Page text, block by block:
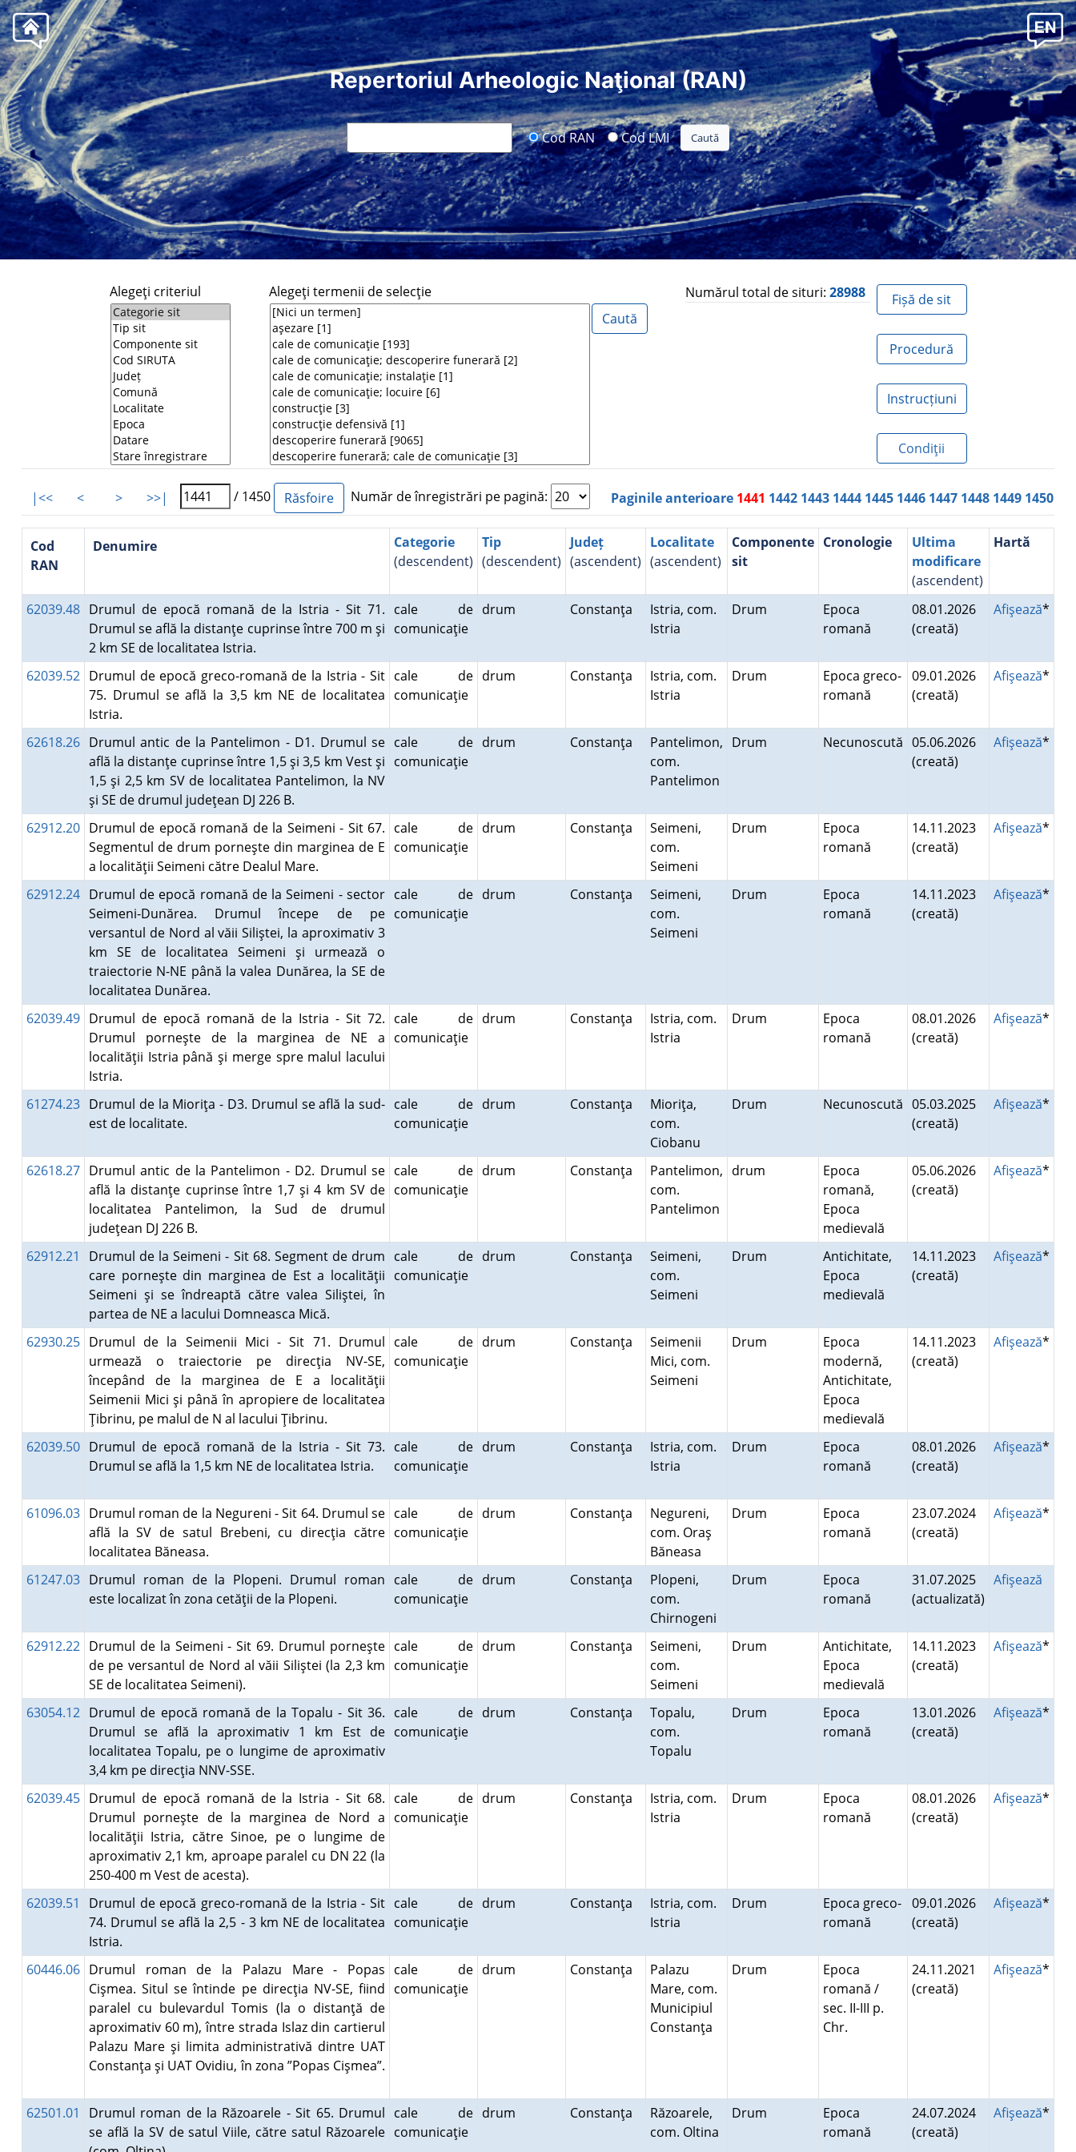
Repertoriul Arheologic Naţional (RAN)
Cod RAN Cod LMI
Alegeţi criteriul Alegeţi termenii de selecţie Numărul total de situri: 28988 Fișă de sit
Procedură
Instrucțiuni
Condiţii
|<< < > >>| / 1450 Număr de înregistrări pe pagină: Paginile anterioare 1441 1442 1443 1444 1445 1446 1447 1448 1449 1450
Cod
RAN
Denumire
Categorie
(descendent)
Tip
(descendent)
Județ
(ascendent)
Localitate
(ascendent)
Componente
sit
Cronologie
Ultima
modificare
(ascendent)
Hartă
62039.48 Drumul de epocă romană de la Istria - Sit 71.
Drumul se află la distanţe cuprinse între 700 m şi
2 km SE de localitatea Istria.
cale de
comunicaţie
drum Constanţa
Istria, com.
Istria
Drum
Epoca
romană
08.01.2026
(creată)
Afişează*
62039.52 Drumul de epocă greco-romană de la Istria - Sit
75. Drumul se află la 3,5 km NE de localitatea
Istria.
cale de
comunicaţie
drum Constanţa
Istria, com.
Istria
Drum
Epoca greco-
romană
09.01.2026
(creată)
Afişează*
62618.26 Drumul antic de la Pantelimon - D1. Drumul se
află la distanţe cuprinse între 1,5 şi 3,5 km Vest şi
1,5 şi 2,5 km SV de localitatea Pantelimon, la NV
şi SE de drumul judeţean DJ 226 B.
cale de
comunicaţie
drum Constanţa
Pantelimon,
com.
Pantelimon
Drum Necunoscută 05.06.2026
(creată)
Afişează*
62912.20 Drumul de epocă romană de la Seimeni - Sit 67.
Segmentul de drum porneşte din marginea de E
a localităţii Seimeni către Dealul Mare.
cale de
comunicaţie
drum Constanţa
Seimeni,
com.
Seimeni
Drum
Epoca
romană
14.11.2023
(creată)
Afişează*
62912.24 Drumul de epocă romană de la Seimeni - sector
Seimeni-Dunărea. Drumul începe de pe
versantul de Nord al văii Siliştei, la aproximativ 3
km SE de localitatea Seimeni şi urmează o
traiectorie N-NE până la valea Dunărea, la SE de
localitatea Dunărea.
cale de
comunicaţie
drum Constanţa
Seimeni,
com.
Seimeni
Drum
Epoca
romană
14.11.2023
(creată)
Afişează*
62039.49 Drumul de epocă romană de la Istria - Sit 72.
Drumul porneşte de la marginea de NE a
localităţii Istria până şi merge spre malul lacului
Istria.
cale de
comunicaţie
drum Constanţa
Istria, com.
Istria
Drum
Epoca
romană
08.01.2026
(creată)
Afişează*
61274.23 Drumul de la Mioriţa - D3. Drumul se află la sud-
est de localitate.
cale de
comunicaţie
drum Constanţa
Mioriţa,
com.
Ciobanu
Drum Necunoscută 05.03.2025
(creată)
Afişează*
62618.27 Drumul antic de la Pantelimon - D2. Drumul se
află la distanţe cuprinse între 1,7 şi 4 km SV de
localitatea Pantelimon, la Sud de drumul
judeţean DJ 226 B.
cale de
comunicaţie
drum Constanţa
Pantelimon,
com.
Pantelimon
drum
Epoca
romană,
Epoca
medievală
05.06.2026
(creată)
Afişează*
62912.21
Drumul de la Seimeni - Sit 68. Segment de drum
care porneşte din marginea de Est a localităţii
Seimeni şi se îndreaptă către valea Siliştei, în
partea de NE a lacului Domneasca Mică.
cale de
comunicaţie
drum Constanţa
Seimeni,
com.
Seimeni
Drum
Antichitate,
Epoca
medievală
14.11.2023
(creată)
Afişează*
62930.25 Drumul de la Seimenii Mici - Sit 71. Drumul
urmează o traiectorie pe direcţia NV-SE,
începând de la marginea de E a localităţii
Seimenii Mici şi până în apropiere de localitatea
Ţibrinu, pe malul de N al lacului Ţibrinu.
cale de
comunicaţie
drum Constanţa
Seimenii
Mici, com.
Seimeni
Drum
Epoca
modernă,
Antichitate,
Epoca
medievală
14.11.2023
(creată)
Afişează*
62039.50 Drumul de epocă romană de la Istria - Sit 73.
Drumul se află la 1,5 km NE de localitatea Istria.
cale de
comunicaţie
drum Constanţa
Istria, com.
Istria
Drum
Epoca
romană
08.01.2026
(creată)
Afişează*
61096.03 Drumul roman de la Negureni - Sit 64. Drumul se
află la SV de satul Brebeni, cu direcţia către
localitatea Băneasa.
cale de
comunicaţie
drum Constanţa
Negureni,
com. Oraş
Băneasa
Drum
Epoca
romană
23.07.2024
(creată)
Afişează*
61247.03 Drumul roman de la Plopeni. Drumul roman
este localizat în zona cetăţii de la Plopeni.
cale de
comunicaţie
drum Constanţa
Plopeni,
com.
Chirnogeni
Drum
Epoca
romană
31.07.2025
(actualizată)
Afişează
62912.22 Drumul de la Seimeni - Sit 69. Drumul porneşte
de pe versantul de Nord al văii Siliştei (la 2,3 km
SE de localitatea Seimeni).
cale de
comunicaţie
drum Constanţa
Seimeni,
com.
Seimeni
Drum
Antichitate,
Epoca
medievală
14.11.2023
(creată)
Afişează*
63054.12 Drumul de epocă romană de la Topalu - Sit 36.
Drumul se află la aproximativ 1 km Est de
localitatea Topalu, pe o lungime de aproximativ
3,4 km pe direcţia NNV-SSE.
cale de
comunicaţie
drum Constanţa
Topalu,
com.
Topalu
Drum
Epoca
romană
13.01.2026
(creată)
Afişează*
62039.45 Drumul de epocă romană de la Istria - Sit 68.
Drumul porneşte de la marginea de Nord a
localităţii Istria, către Sinoe, pe o lungime de
aproximativ 2,1 km, aproape paralel cu DN 22 (la
250-400 m Vest de acesta).
cale de
comunicaţie
drum Constanţa
Istria, com.
Istria
Drum
Epoca
romană
08.01.2026
(creată)
Afişează*
62039.51
Drumul de epocă greco-romană de la Istria - Sit
74. Drumul se află la 2,5 - 3 km NE de localitatea
Istria.
cale de
comunicaţie
drum Constanţa
Istria, com.
Istria
Drum
Epoca greco-
romană
09.01.2026
(creată)
Afişează*
60446.06 Drumul roman de la Palazu Mare - Popas
Cişmea. Situl se întinde pe direcţia NV-SE, fiind
paralel cu bulevardul Tomis (la o distanţă de
aproximativ 60 m), între strada Islaz din cartierul
Palazu Mare şi limita administrativă dintre UAT
Constanţa şi UAT Ovidiu, în zona ”Popas Cişmea”.
cale de
comunicaţie
drum Constanţa
Palazu
Mare, com.
Municipiul
Constanţa
Drum
Epoca
romană /
sec. II-III p.
Chr.
24.11.2021
(creată)
Afişează*
62501.01
Drumul roman de la Răzoarele - Sit 65. Drumul
se află la SV de satul Viile, către satul Răzoarele
cale de
comunicaţie
drum Constanţa
Răzoarele,
com. Oltina
Drum
Epoca
romană
24.07.2024
(creată)
Afişează*